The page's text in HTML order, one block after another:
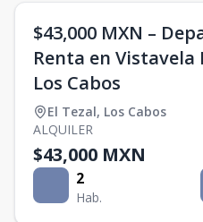
$43,000 MXN –
Renta en Vistavela
Los Cabos
El Tezal, Los Cabos
ALQUILER
$43,000 MXN
2
Hab.